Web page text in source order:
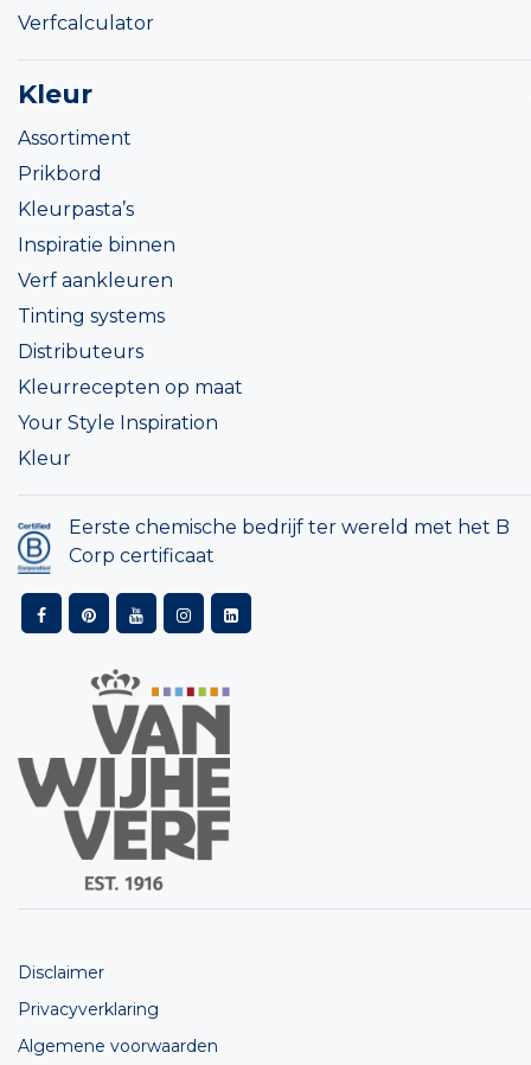
Verfcalculator
Kleur
Assortiment
Prikbord
Kleurpasta’s
Inspiratie binnen
Verf aankleuren
Tinting systems
Distributeurs
Kleurrecepten op maat
Your Style Inspiration
Kleur
Eerste chemische bedrijf ter wereld met het B
Corp certificaat
Disclaimer
Privacyverklaring
Algemene voorwaarden